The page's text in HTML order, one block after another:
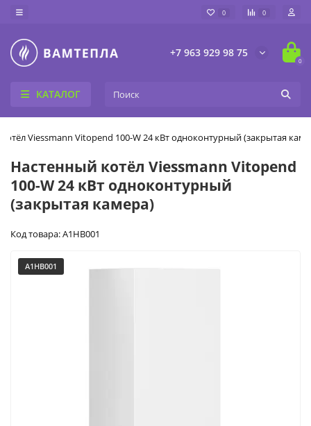
0 0
+7 963 929 98 75
0
КАТАЛОГ
Viessmann Vitopend 100-W 24 кВт одноконтурный (закрытая
Настенный котёл Viessmann Vitopend
100-W 24 кВт одноконтурный
(закрытая камера)
Код товара: A1HB001
A1HB001